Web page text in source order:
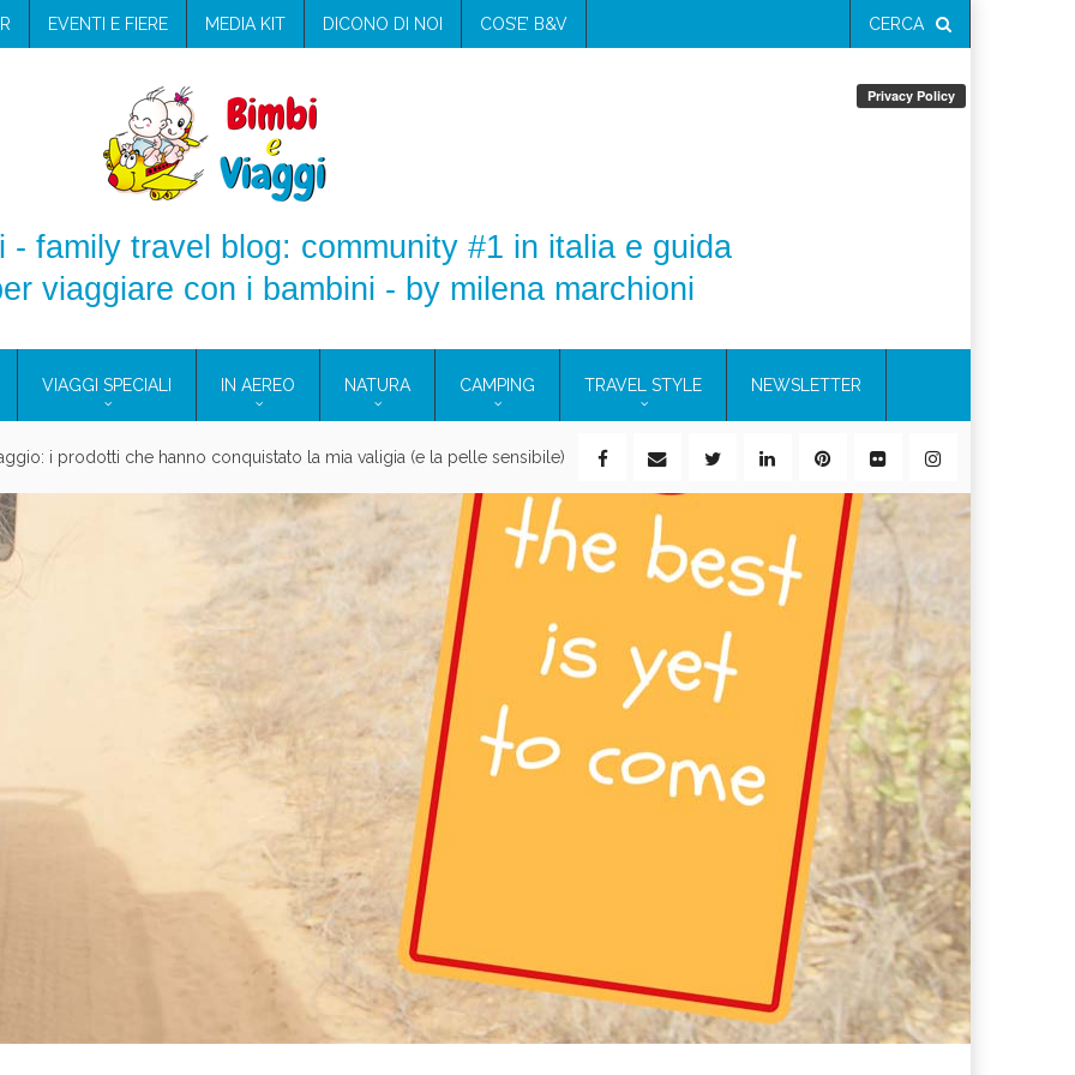
EVENTI E FIERE MEDIA KIT DICONO DI NOI COS’E’ B&V CERCA
- family travel blog: community #1 in italia e guida
viaggiare con i bambini - by milena marchioni
VIAGGI SPECIALI IN AEREO NATURA CAMPING TRAVEL STYLE NEWSLETTER
Eolie e a Pantelleria!
in campeggio con i bambini: come trovare l’offerta migliore?
PRATICI Assicurazione viaggio estate 2026: lo sconto Columbus supera il 21%
Cosmetici solidi in viaggio: i prodotti che hanno conquistato la mia valigia (e la pelle sensibile)